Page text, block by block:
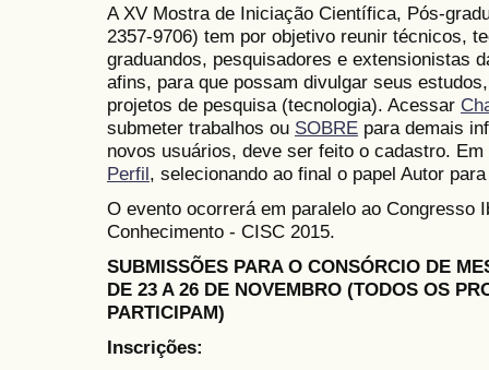
A XV Mostra de Iniciação Científica, Pós-
2357-9706) tem por objetivo reunir técnicos,
graduandos, pesquisadores e extensionistas
afins, para que possam divulgar seus
projetos de pesquisa (tecnologia). Acessar
submeter trabalhos ou SOBRE para demais
novos usuários, deve ser feito o cadastro.
Perfil, selecionando ao final o papel Autor
O evento ocorrerá em paralelo ao Congresso
Conhecimento - CISC 2015.
SUBMISSÕES PARA O CONSÓRCIO DE
DE 23 A 26 DE NOVEMBRO (TODOS OS
PARTICIPAM)
Inscrições: